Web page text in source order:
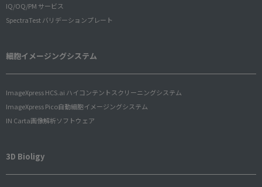
IQ/OQ/PM サービス
SpectraTest バリデーションプレート
細胞イメージングシステム
ImageXpress HCS.ai ハイコンテントスクリーニングシステム
ImageXpress Pico自動細胞イメージングシステム
IN Carta画像解析ソフトウェア
3D Bioligy